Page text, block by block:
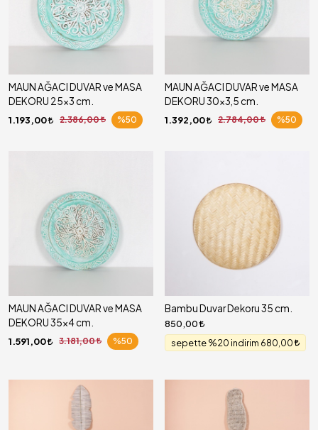
MAUN AĞACI DUVAR ve MASA
DEKORU 25x3 cm.
1.193,00 2.386,00 %50
MAUN AĞACI DUVAR ve MASA
DEKORU 30x3,5 cm.
1.392,00 2.784,00 %50
MAUN AĞACI DUVAR ve MASA
DEKORU 35x4 cm.
1.591,00 3.181,00 %50
Bambu Duvar Dekoru 35 cm.
850,00
sepette %20 indirim 680,00